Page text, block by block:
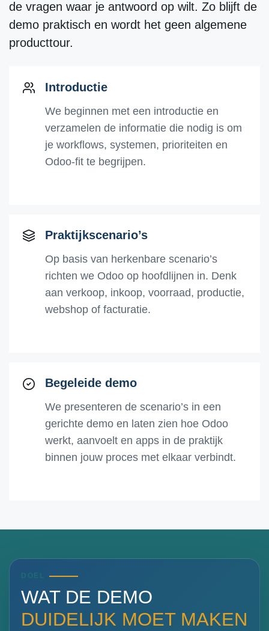
de vragen waar je antwoord op wilt. Zo blijft de
demo praktisch en wordt het geen algemene
producttour.
Introductie
We beginnen met een introductie en
verzamelen de informatie die nodig is om
je workflows, systemen, prioriteiten en
Odoo-fit te begrijpen.
Praktijkscenario’s
Op basis van herkenbare scenario’s
richten we Odoo op hoofdlijnen in. Denk
aan verkoop, inkoop, voorraad, productie,
webshop of facturatie.
Begeleide demo
We presenteren de scenario’s in een
gerichte demo en laten zien hoe Odoo
werkt, aanvoelt en apps in de praktijk
binnen jouw proces met elkaar verbindt.
DOEL
WAT DE DEMO
DUIDELIJK MOET MAKEN